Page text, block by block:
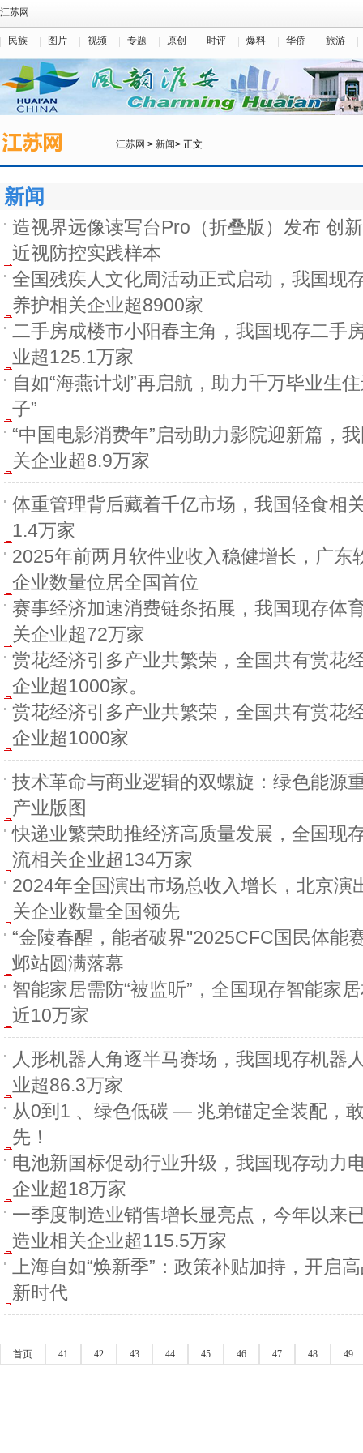
江苏网
民族 图片 视频 专题 原创 时评 爆料 华侨 旅游
江苏网 > 新闻> 正文
新闻
造视界远像读写台Pro（折叠版）发布 创
近视防控实践样本
全国残疾人文化周活动正式启动，我国现
养护相关企业超8900家
二手房成楼市小阳春主角，我国现存二手
业超125.1万家
自如“海燕计划”再启航，助力千万毕业生
子”
“中国电影消费年”启动助力影院迎新篇，
关企业超8.9万家
体重管理背后藏着千亿市场，我国轻食相
1.4万家
2025年前两月软件业收入稳健增长，广东
企业数量位居全国首位
赛事经济加速消费链条拓展，我国现存体
关企业超72万家
赏花经济引多产业共繁荣，全国共有赏花
企业超1000家。
赏花经济引多产业共繁荣，全国共有赏花
企业超1000家
技术革命与商业逻辑的双螺旋：绿色能源
产业版图
快递业繁荣助推经济高质量发展，全国现
流相关企业超134万家
2024年全国演出市场总收入增长，北京演
关企业数量全国领先
“金陵春醒，能者破界"2025CFC国民体能
邺站圆满落幕
智能家居需防“被监听”，全国现存智能家
近10万家
人形机器人角逐半马赛场，我国现存机器
业超86.3万家
从0到1 、绿色低碳 — 兆弟锚定全装配，
先！
电池新国标促动行业升级，我国现存动力
企业超18万家
一季度制造业销售增长显亮点，今年以来
造业相关企业超115.5万家
上海自如“焕新季”：政策补贴加持，开启
新时代
首页 41 42 43 44 45 46 47 48 49